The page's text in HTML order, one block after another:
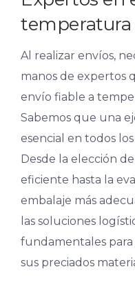
Al realizar envíos,
manos de expertos
envío fiable a
Sabemos que una
esencial en todos
Desde la elección
eficiente hasta la
embalaje más
las soluciones
fundamentales
sus preciados